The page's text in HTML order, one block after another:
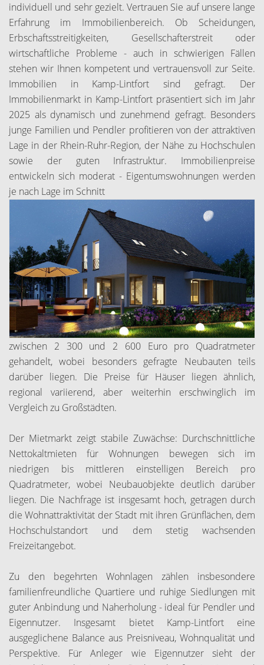
individuell und sehr gezielt. Vertrauen Sie auf unsere lange
Erfahrung im Immobilienbereich. Ob Scheidungen,
Erbschaftsstreitigkeiten, Gesellschafterstreit oder
wirtschaftliche Probleme - auch in schwierigen Fällen
stehen wir Ihnen kompetent und vertrauensvoll zur Seite.
Immobilien in Kamp-Lintfort sind gefragt. Der
Immobilienmarkt in Kamp-Lintfort präsentiert sich im Jahr
2025 als dynamisch und zunehmend gefragt. Besonders
junge Familien und Pendler profitieren von der attraktiven
Lage in der Rhein-Ruhr-Region, der Nähe zu Hochschulen
sowie der guten Infrastruktur. Immobilienpreise
entwickeln sich moderat - Eigentumswohnungen werden
je nach Lage im Schnitt
zwischen 2 300 und 2 600 Euro pro Quadratmeter
gehandelt, wobei besonders gefragte Neubauten teils
darüber liegen. Die Preise für Häuser liegen ähnlich,
regional variierend, aber weiterhin erschwinglich im
Vergleich zu Großstädten.
Der Mietmarkt zeigt stabile Zuwächse: Durchschnittliche
Nettokaltmieten für Wohnungen bewegen sich im
niedrigen bis mittleren einstelligen Bereich pro
Quadratmeter, wobei Neubauobjekte deutlich darüber
liegen. Die Nachfrage ist insgesamt hoch, getragen durch
die Wohnattraktivität der Stadt mit ihren Grünflächen, dem
Hochschulstandort und dem stetig wachsenden
Freizeitangebot.
Zu den begehrten Wohnlagen zählen insbesondere
familienfreundliche Quartiere und ruhige Siedlungen mit
guter Anbindung und Naherholung - ideal für Pendler und
Eigennutzer. Insgesamt bietet Kamp-Lintfort eine
ausgeglichene Balance aus Preisniveau, Wohnqualität und
Perspektive. Für Anleger wie Eigennutzer sieht der